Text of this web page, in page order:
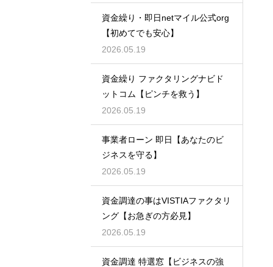
資金繰り・即日netマイル公式org
【初めてでも安心】
2026.05.19
資金繰り ファクタリングナビド
ットコム【ピンチを救う】
2026.05.19
事業者ローン 即日【あなたのビ
ジネスを守る】
2026.05.19
資金調達の事はVISTIAファクタリ
ング【お急ぎの方必見】
2026.05.19
資金調達 特選窓【ビジネスの強